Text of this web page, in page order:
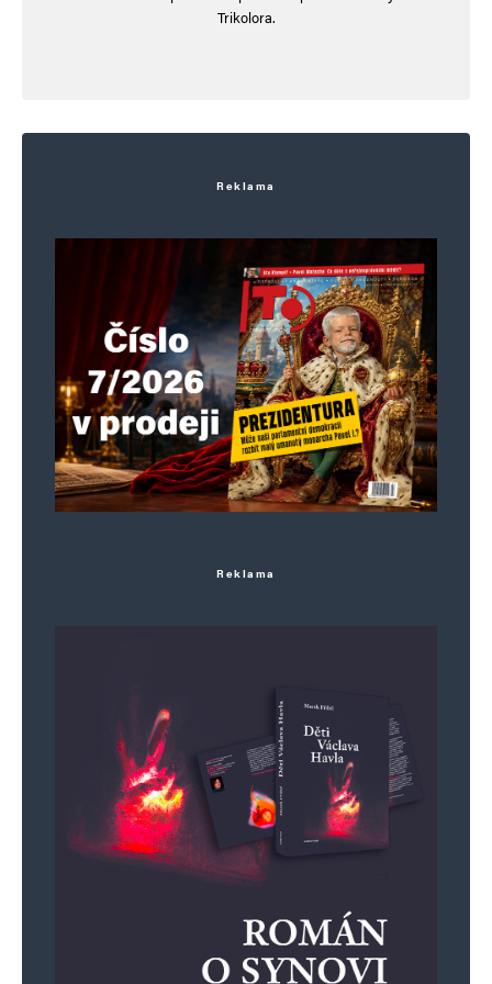
sveho postaveni a provede neco, co by ho mohlo
neverim, nebot se nedokazi predstavit, ze by
Napsat komentář
Vaše e-mailová adresa nebude zveřejněna.Vyžadované informace jsou
Komentář*
Webová stránka
Uložit do prohlížeče jméno, e-mail a webovou stránku pro budoucí
komentáře.
Informujte mě o nových příspěvcích e-mailem.
Trikolora.
Reklama
Reklama